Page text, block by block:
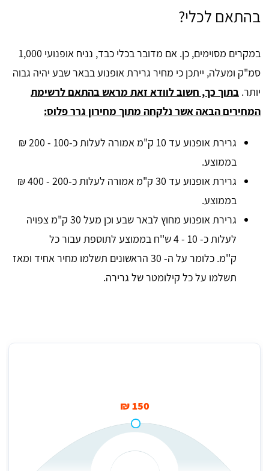
בהתאם לכלי?
במקרים מסוימים, כן. אם מדובר בכלי כבד, נניח אופנועי 1,000
סמ"ק ומעלה, ייתכן כי מחיר גרירת אופנוע בבאר שבע יהיה גבוה
יותר. בתוך כך, חשוב לוודא זאת מראש בהתאם לרשימת
המחירים הבאה אשר נלקחה מתוך מחירון גרר פלוס:
גרירת אופנוע עד 10 ק"מ אמורה לעלות כ-100 - 200 ₪
בממוצע.
גרירת אופנוע עד 30 ק"מ אמורה לעלות כ-200 - 400 ₪
בממוצע.
גרירת אופנוע מחוץ לבאר שבע וכן מעל 30 ק"מ צפויה
לעלות כ- 10 - 4 ש''ח בממוצע לתוספת עבור כל
ק''מ. כלומר על ה- 30 הראשונים תשלמו מחיר אחיד ומאז
תשלמו על כל קילומטר של גרירה.
150 ₪